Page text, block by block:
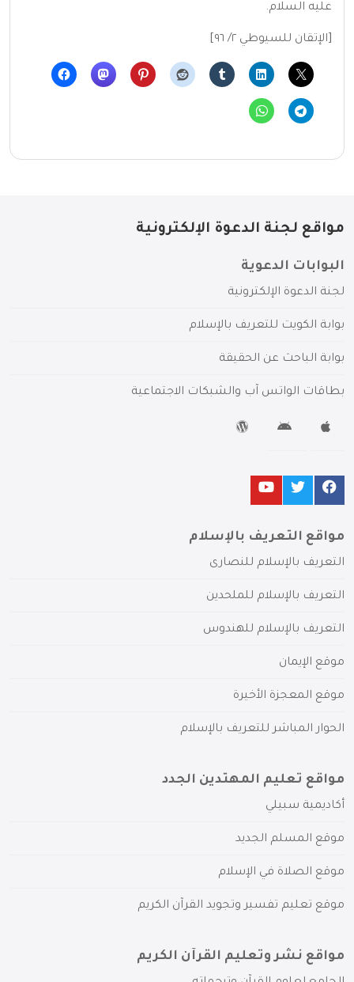
عليه السلام.
[الإتقان للسيوطي ٢/ ٩٦]
مواقع لجنة الدعوة الإلكترونية
البوابات الدعوية
لجنة الدعوة الإلكترونية
بوابة الكويت للتعريف بالإسلام
بوابة الباحث عن الحقيقة
بطاقات الواتس آب والشبكات الاجتماعية
مواقع التعريف بالإسلام
التعريف بالإسلام للنصارى
التعريف بالإسلام للملحدين
التعريف بالإسلام للهندوس
موقع الإيمان
موقع المعجزة الأخيرة
الحوار المباشر للتعريف بالإسلام
مواقع تعليم المهتدين الجدد
أكاديمية سبيلي
موقع المسلم الجديد
موقع الصلاة في الإسلام
موقع تعليم تفسير وتجويد القرآن الكريم
مواقع نشر وتعليم القرآن الكريم